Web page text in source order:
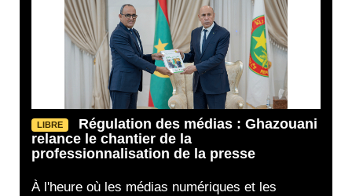
LIBRE
Régulation des médias : Ghazouani
relance le chantier de la
professionnalisation de la presse
À l'heure où les médias numériques et les